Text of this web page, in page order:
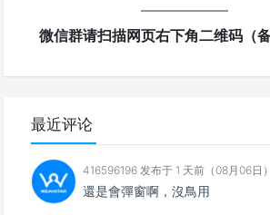
——————
微信群请扫描网页右下角二维码（备
最近评论
416596196 发布于 1 天前（08月06日）
還是會彈窗啊，沒鳥用